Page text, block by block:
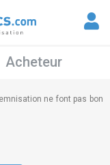
Acheteur
ne font pas bon